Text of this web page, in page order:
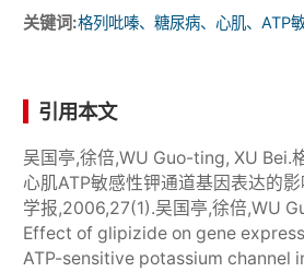
关键词:格列吡嗪、糖尿病、心肌、ATP
引用本文
吴国亭,徐倍,WU Guo-ting, XU Bei.
心肌ATP敏感性钾通道基因表达的
学报,2006,27(1).吴国亭,徐倍,WU
Effect of glipizide on gene
ATP-sensitive potassium channel